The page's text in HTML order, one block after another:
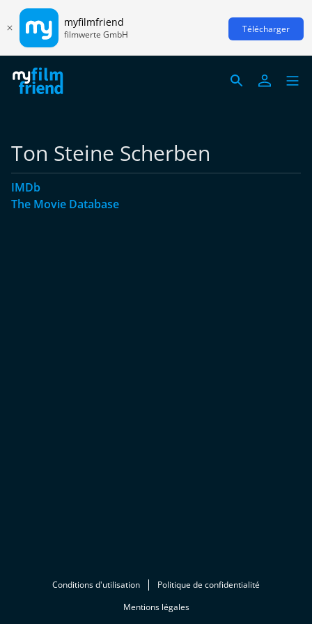
myfilmfriend
filmwerte GmbH Télécharger
Ton Steine Scherben
IMDb
The Movie Database
Conditions d'utilisation
Politique de confidentialité
Mentions légales